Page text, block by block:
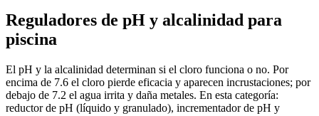
Reguladores de pH y alcalinidad para
piscina
El pH y la alcalinidad determinan si el cloro funciona o no. Por
encima de 7.6 el cloro pierde eficacia y aparecen incrustaciones; por
debajo de 7.2 el agua irrita y daña metales. En esta categoría:
reductor de pH (líquido y granulado), incrementador de pH y